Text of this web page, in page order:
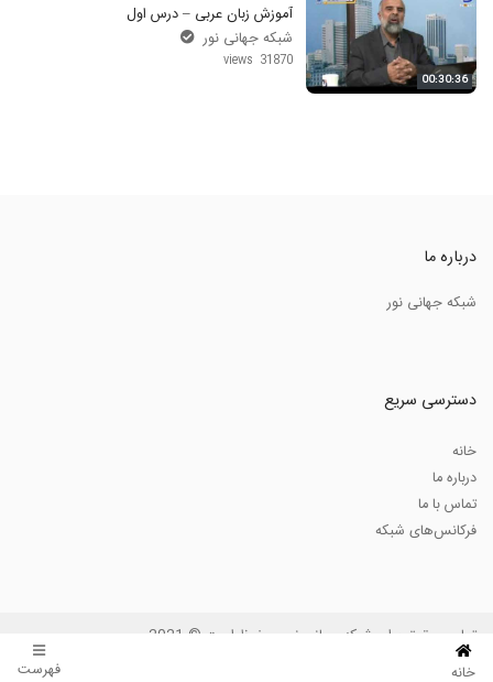
خانه فهرست
00:30:36
آموزش زبان عربی – درس اول
شبکه جهانی نور
31870 views
درباره ما
شبکه جهانی نور
دسترسی سریع
خانه
درباره ما
تماس با ما
فرکانس‌های شبکه
تمامی حقوق برای شبکه جهانی نور محفوظ است © 2021